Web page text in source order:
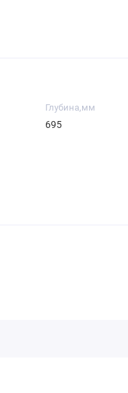
Глубина,мм
695